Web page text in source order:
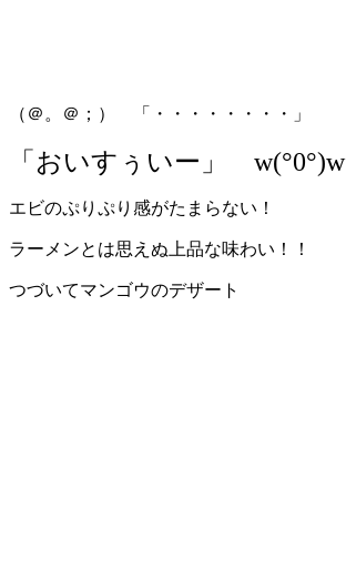
（＠。＠；） 「・・・・・・・・」
「おいすぅいー」 w(°0°)w
エビのぷりぷり感がたまらない！
ラーメンとは思えぬ上品な味わい！！
つづいてマンゴウのデザート